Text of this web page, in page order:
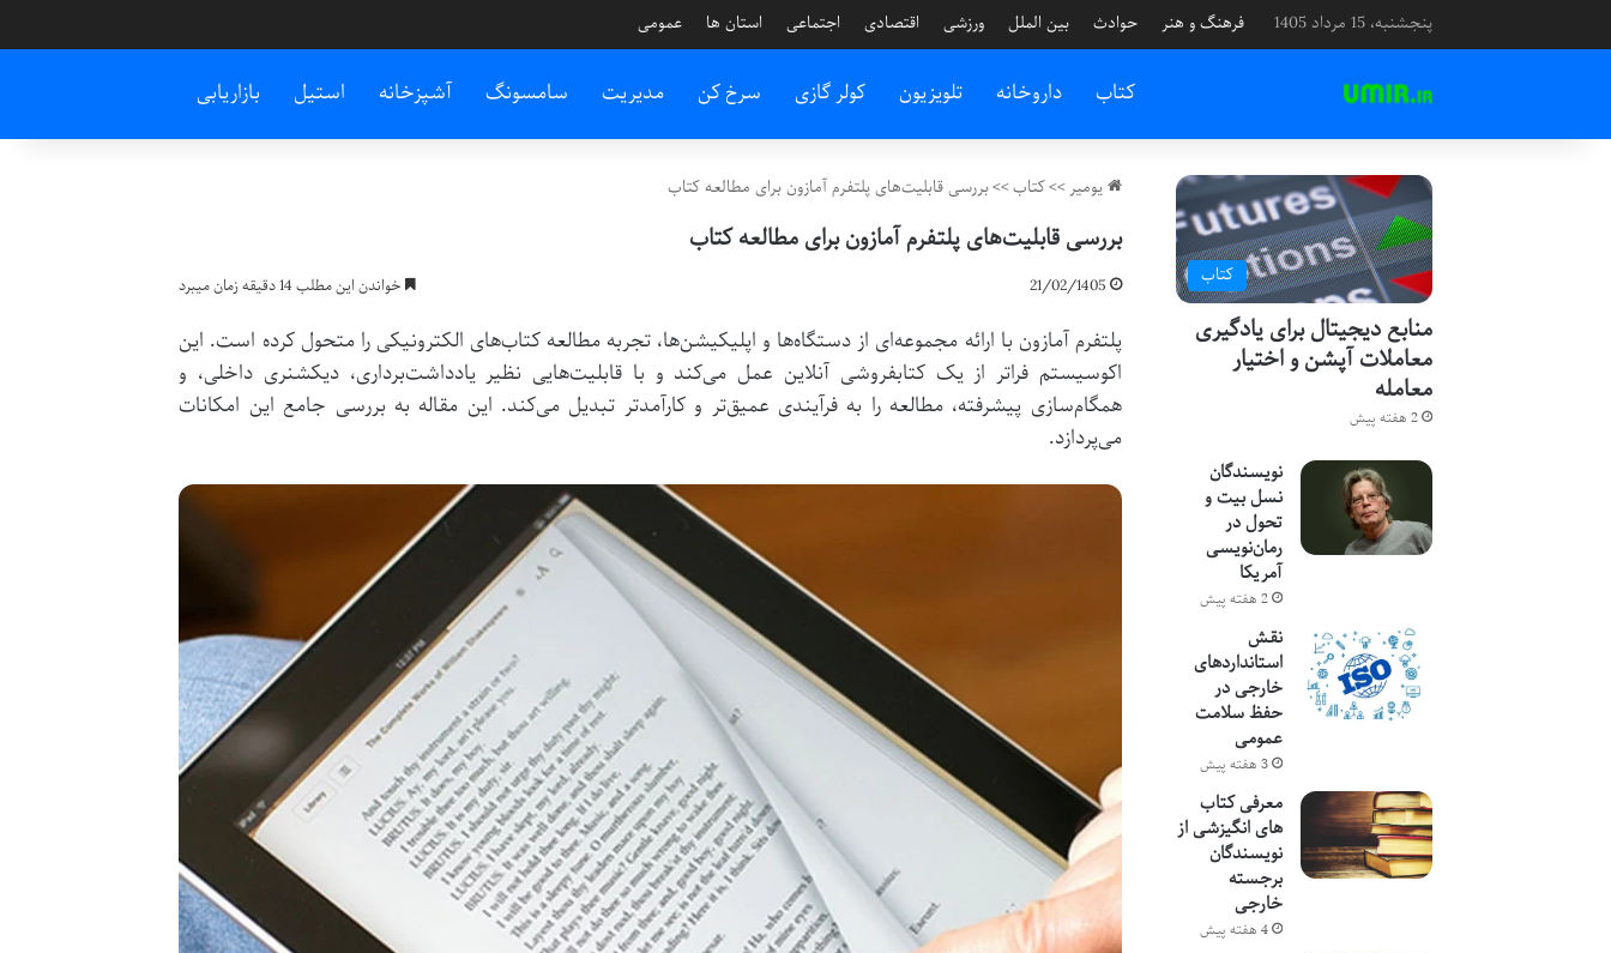
پنجشنبه، 15 مرداد 1405 فرهنگ و هنر حوادث بین الملل ورزشی اقتصادی اجتماعی استان ها عمومی
کتاب داروخانه تلویزیون کولر گازی سرخ کن مدیریت سامسونگ آشپزخانه استیل بازاریابی
یومیر>>کتاب>>بررسی قابلیت‌های پلتفرم آمازون برای مطالعه کتاب
بررسی قابلیت‌های پلتفرم آمازون برای مطالعه کتاب
21/02/1405 خواندن این مطلب 14 دقیقه زمان میبرد
پلتفرم آمازون با ارائه مجموعه‌ای از دستگاه‌ها و اپلیکیشن‌ها، تجربه مطالعه کتاب‌های الکترونیکی را متحول کرده است. این
اکوسیستم فراتر از یک کتابفروشی آنلاین عمل می‌کند و با قابلیت‌هایی نظیر یادداشت‌برداری، دیکشنری داخلی، و
همگام‌سازی پیشرفته، مطالعه را به فرآیندی عمیق‌تر و کارآمدتر تبدیل می‌کند. این مقاله به بررسی جامع این امکانات
می‌پردازد.
کتاب
منابع دیجیتال برای یادگیری
معاملات آپشن و اختیار
معامله
2 هفته پیش
نویسندگان
نسل بیت و
تحول در
رمان‌نویسی
آمریکا
2 هفته پیش
نقش
استانداردهای
خارجی در
حفظ سلامت
عمومی
3 هفته پیش
معرفی کتاب
های انگیزشی از
نویسندگان
برجسته
خارجی
4 هفته پیش